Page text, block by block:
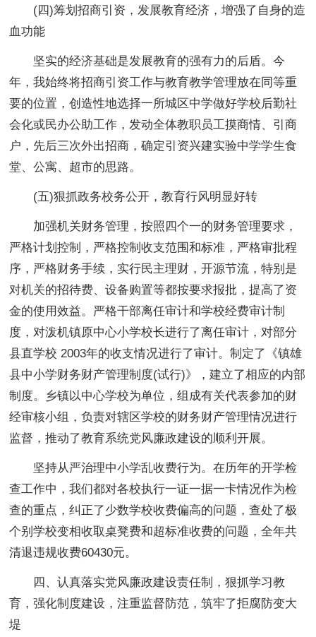
(四)筹划招商引资，发展教育经济，增强了自身的造
血功能
坚实的经济基础是发展教育的强有力的后盾。今
年，我始终将招商引资工作与教育教学管理放在同等重
要的位置，创造性地选择一所城区中学做好学校后勤社
会化或民办公助工作，发动全体教职员工摸商情、引商
户，先后三次外出招商，确定引资兴建实验中学学生食
堂、公寓、超市的思路。
(五)狠抓政务校务公开，教育行风明显好转
加强机关财务管理，按照四个一的财务管理要求，
严格计划控制，严格控制收支范围和标准，严格审批程
序，严格财务手续，实行民主理财，开源节流，特别是
对机关的招待费、设备购置等都按要求报批，提高了资
金的使用效益。严格干部离任审计和学校经费审计制
度，对泼机镇原中心小学校长进行了离任审计，对部分
县直学校 2003年的收支情况进行了审计。制定了《镇雄
县中小学财务财产管理制度(试行)》，建立了相应的内部
制度。乡镇以中心学校为单位，组成有关代表参加的财
经审核小组，负责对辖区学校的财务财产管理情况进行
监督，推动了教育系统党风廉政建设的顺利开展。
坚持从严治理中小学乱收费行为。在历年的开学检
查工作中，我们都对各校执行一证一据一卡情况作为检
查的重点，纠正了少数学校收费偏高的问题，查处了极
个别学校变相收取桌凳费和超标准收费的问题，全年共
清退违规收费60430元。
四、认真落实党风廉政建设责任制，狠抓学习教
育，强化制度建设，注重监督防范，筑牢了拒腐防变大
堤